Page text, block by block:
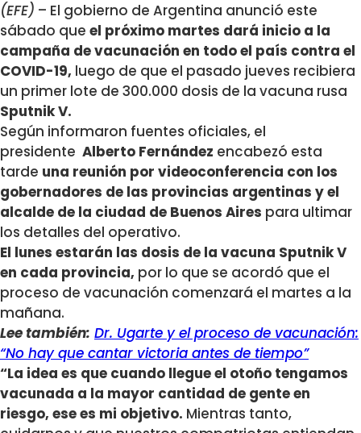
(EFE) – El gobierno de Argentina anunció este
sábado que el próximo martes dará inicio a la
campaña de vacunación en todo el país contra el
COVID-19, luego de que el pasado jueves recibiera
un primer lote de 300.000 dosis de la vacuna rusa
Sputnik V.
Según informaron fuentes oficiales, el
presidente Alberto Fernández encabezó esta
tarde una reunión por videoconferencia con los
gobernadores de las provincias argentinas y el
alcalde de la ciudad de Buenos Aires para ultimar
los detalles del operativo.
El lunes estarán las dosis de la vacuna Sputnik V
en cada provincia, por lo que se acordó que el
proceso de vacunación comenzará el martes a la
mañana.
Lee también: Dr. Ugarte y el proceso de vacunación:
“No hay que cantar victoria antes de tiempo”
“La idea es que cuando llegue el otoño tengamos
vacunada a la mayor cantidad de gente en
riesgo, ese es mi objetivo. Mientras tanto,